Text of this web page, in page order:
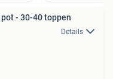
- 30-40 toppen
Details